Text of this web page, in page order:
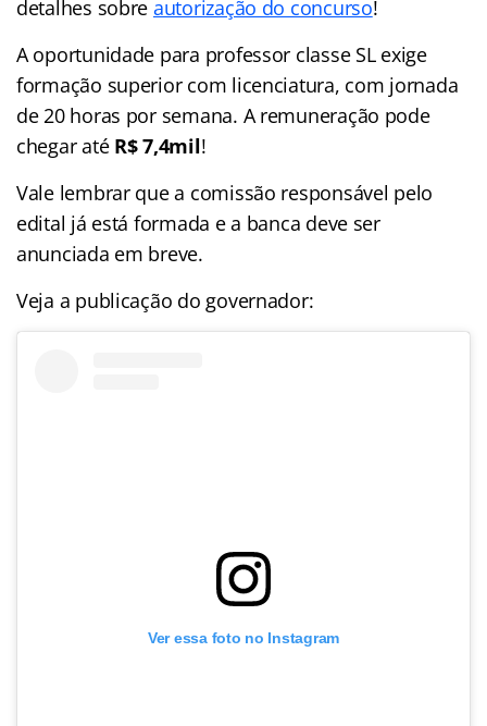
detalhes sobre autorização do concurso!
A oportunidade para professor classe SL exige
formação superior com licenciatura, com jornada
de 20 horas por semana. A remuneração pode
chegar até R$ 7,4mil!
Vale lembrar que a comissão responsável pelo
edital já está formada e a banca deve ser
anunciada em breve.
Veja a publicação do governador:
Ver essa foto no Instagram